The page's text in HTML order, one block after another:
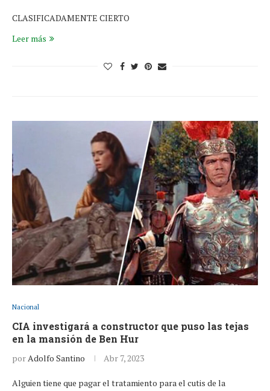
CLASIFICADAMENTE CIERTO
Leer más
Nacional
CIA investigará a constructor que puso las tejas
en la mansión de Ben Hur
porAdolfo Santino Abr 7, 2023
Alguien tiene que pagar el tratamiento para el cutis de la